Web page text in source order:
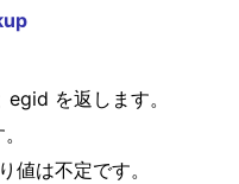
を返します。
値は不定です。